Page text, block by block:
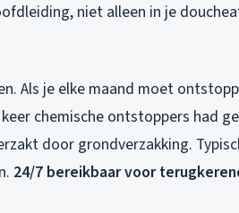
niet alleen in je
Als je elke maand moet
chemische ontstoppers had
door grondverzakking.
24/7 bereikbaar voor